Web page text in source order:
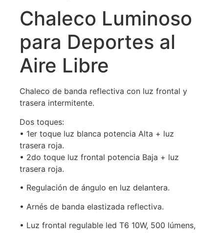
Chaleco Luminoso
para Deportes al
Aire Libre
Chaleco de banda reflectiva con luz frontal y
trasera intermitente.
Dos toques:
• 1er toque luz blanca potencia Alta + luz
trasera roja.
• 2do toque luz frontal potencia Baja + luz
trasera roja.
• Regulación de ángulo en luz delantera.
• Arnés de banda elastizada reflectiva.
• Luz frontal regulable led T6 10W, 500 lúmens,